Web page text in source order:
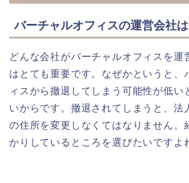
バーチャルオフィスの運営会社
どんな会社がバーチャルオフィスを運
はとても重要です。なぜかというと、
ィスから撤退してしまう可能性が低い
いからです。撤退されてしまうと、法
の住所を変更しなくてはなりません。
かりしているところを選びたいですよ